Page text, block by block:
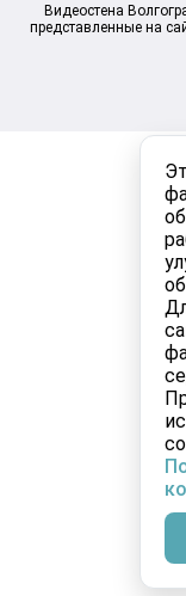
Видеостена
представленные на